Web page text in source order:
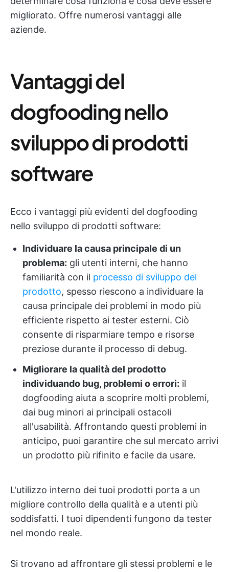
migliorato. Offre numerosi vantaggi alle
aziende.
Vantaggi del
dogfooding nello
sviluppo di prodotti
software
Ecco i vantaggi più evidenti del dogfooding
nello sviluppo di prodotti software:
Individuare la causa principale di un
problema: gli utenti interni, che hanno
familiarità con il processo di sviluppo del
prodotto, spesso riescono a individuare la
causa principale dei problemi in modo più
efficiente rispetto ai tester esterni. Ciò
consente di risparmiare tempo e risorse
preziose durante il processo di debug.
Migliorare la qualità del prodotto
individuando bug, problemi o errori: il
dogfooding aiuta a scoprire molti problemi,
dai bug minori ai principali ostacoli
all'usabilità. Affrontando questi problemi in
anticipo, puoi garantire che sul mercato arrivi
un prodotto più rifinito e facile da usare.
L'utilizzo interno dei tuoi prodotti porta a un
migliore controllo della qualità e a utenti più
soddisfatti. I tuoi dipendenti fungono da tester
nel mondo reale.
Si trovano ad affrontare gli stessi problemi e le